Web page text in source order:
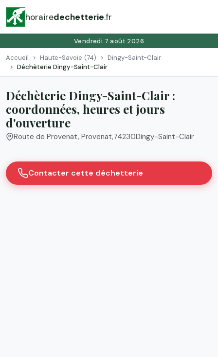
horairedechetterie.fr
Vendredi 7 août 2026
Accueil Haute-Savoie (74)
Dingy-Saint-Clair
Déchèterie Dingy-Saint-Clair
Déchèterie Dingy-Saint-Clair :
coordonnées, heures et jours
d'ouverture
Route de Provenat, Provenat,74230Dingy-Saint-Clair
Contacter cette déchetterie